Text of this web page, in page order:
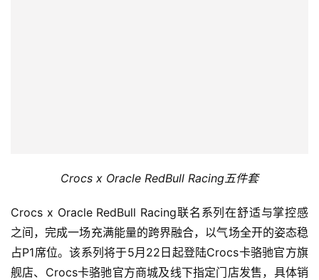
Crocs x Oracle RedBull Racing 五件套
Crocs x Oracle RedBull Racing联名系列在舒适与掌控感
之间，完成一场充满能量的跨界融合，以气场全开的姿态稳
占P1席位。该系列将于5月22日起登陆Crocs卡骆驰官方旗
舰店、Crocs卡骆驰官方商城及线下指定门店发售，具体销